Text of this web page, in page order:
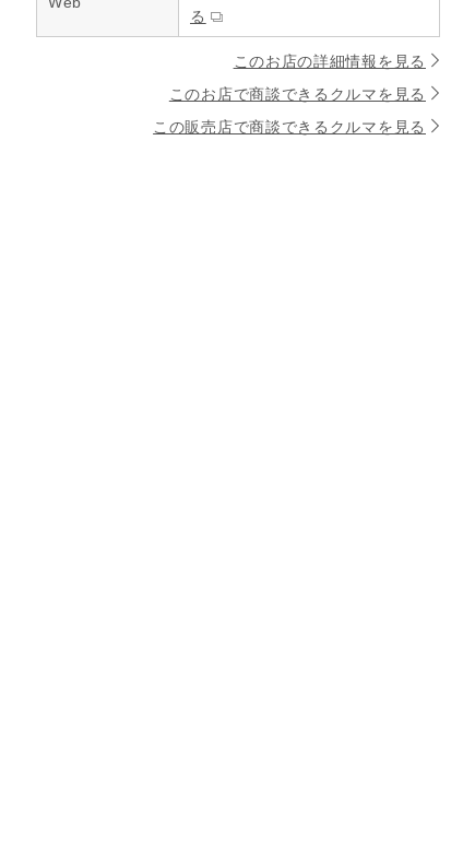
る
このお店の詳細情報を見る
このお店で商談できるクルマを見る
この販売店で商談できるクルマを見る